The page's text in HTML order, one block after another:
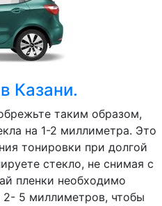
Казани.
таким образом,
на 1-2 миллиметра. Это
тонировки при долгой
стекло, не снимая с
пленки необходимо
2- 5 миллиметров, чтобы